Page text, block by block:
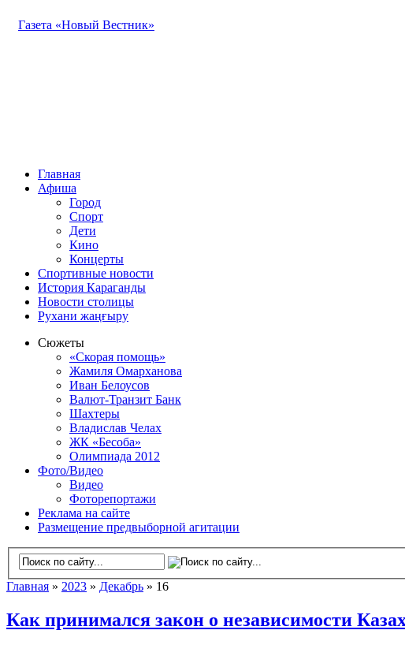
Газета «Новый Вестник»
Главная
Афиша
Город
Спорт
Дети
Кино
Концерты
Спортивные новости
История Караганды
Новости столицы
Рухани жаңғыру
Сюжеты
«Скорая помощь»
Жамиля Омарханова
Иван Белоусов
Валют-Транзит Банк
Шахтеры
Владислав Челах
ЖК «Бесоба»
Олимпиада 2012
Фото/Видео
Видео
Фоторепортажи
Реклама на сайте
Размещение предвыборной агитации
Главная » 2023 » Декабрь » 16
Как принимался закон о независимости